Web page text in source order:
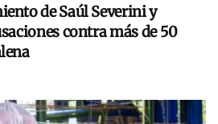
de Saúl Severini y
contra más de 50